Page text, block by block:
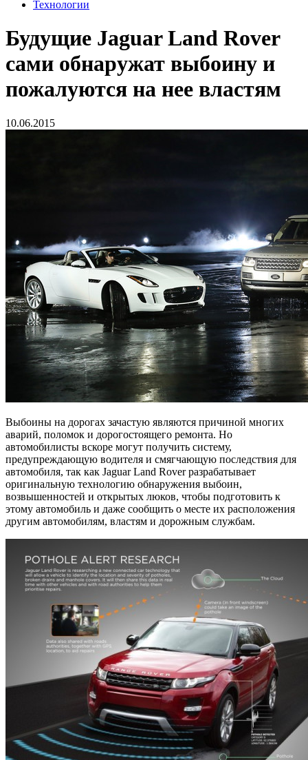
Технологии
Будущие Jaguar Land Rover
сами обнаружат выбоину и
пожалуются на нее властям
10.06.2015
Выбоины на дорогах зачастую являются причиной многих
аварий, поломок и дорогостоящего ремонта. Но
автомобилисты вскоре могут получить систему,
предупреждающую водителя и смягчающую последствия для
автомобиля, так как Jaguar Land Rover разрабатывает
оригинальную технологию обнаружения выбоин,
возвышенностей и открытых люков, чтобы подготовить к
этому автомобиль и даже сообщить о месте их расположения
другим автомобилям, властям и дорожным службам.